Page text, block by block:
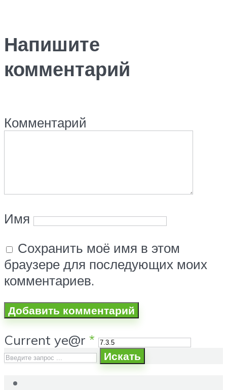
Напишите
комментарий
Комментарий
Имя
Сохранить моё имя в этом
браузере для последующих моих
комментариев.
Current ye@r *
Искать